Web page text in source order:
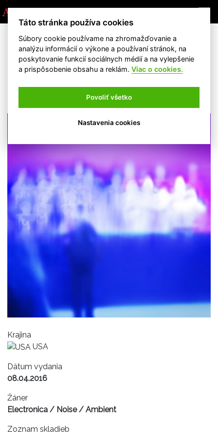
Hlavná stránka Albumy
Tim Hecker
Love Streams(2016)
Krajina
USA
Dátum vydania
08.04.2016
Žáner
Electronica / Noise / Ambient
Zoznam skladieb
Táto stránka používa cookies
Súbory cookie používame na zhromažďovanie a
analýzu informácií o výkone a používaní stránok, na
poskytovanie funkcií sociálnych médií a na vylepšenie
a prispôsobenie obsahu a reklám.Viac o cookies.
Povoliť všetko
Nastavenia cookies